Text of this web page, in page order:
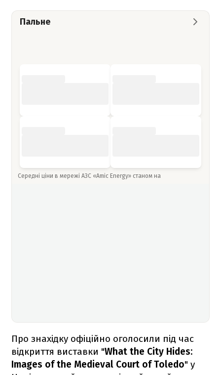
Пальне
Середні ціни в мережі АЗС «Amic Energy» станом на
Про знахідку офіційно оголосили під час
відкриття виставки "What the City Hides:
Images of the Medieval Court of Toledo" у